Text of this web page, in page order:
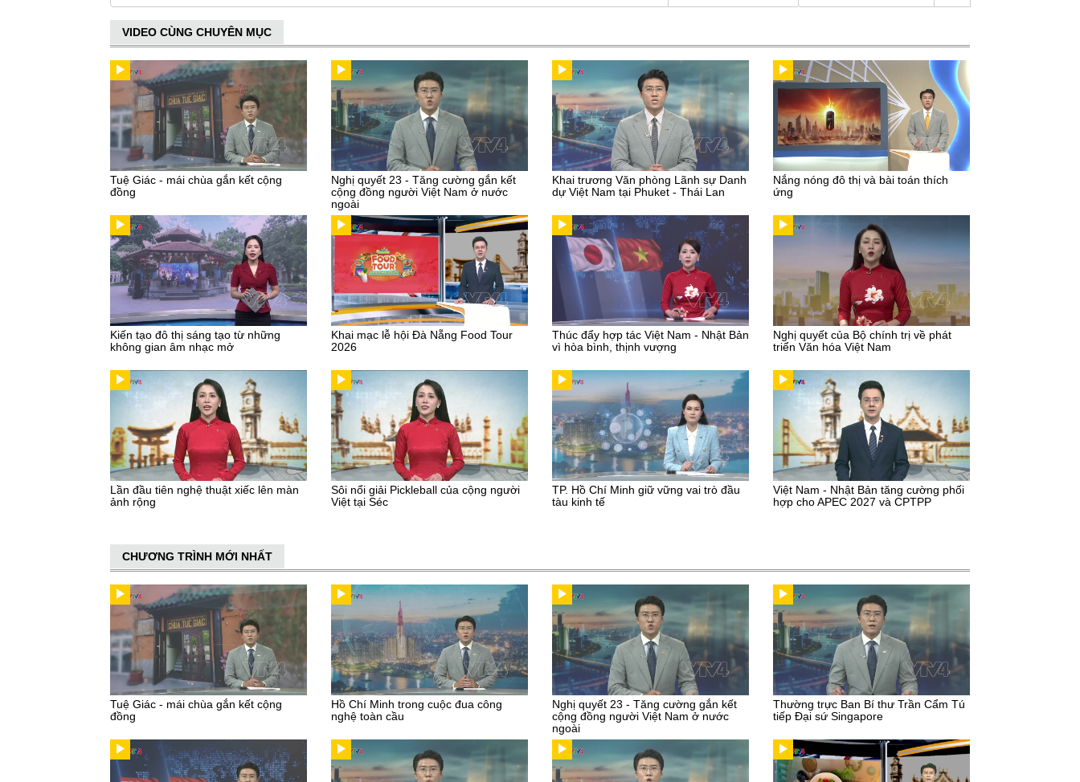
VIDEO CÙNG CHUYÊN MỤC
Tuệ Giác - mái chùa gắn kết cộng
đồng
Nghị quyết 23 - Tăng cường gắn kết
cộng đồng người Việt Nam ở nước
ngoài
Khai trương Văn phòng Lãnh sự Danh
dự Việt Nam tại Phuket - Thái Lan
Nắng nóng đô thị và bài toán thích
ứng
Kiến tạo đô thị sáng tạo từ những
không gian âm nhạc mở
Khai mạc lễ hội Đà Nẵng Food Tour
2026
Thúc đẩy hợp tác Việt Nam - Nhật Bản
vì hòa bình, thịnh vượng
Nghị quyết của Bộ chính trị về phát
triển Văn hóa Việt Nam
Lần đầu tiên nghệ thuật xiếc lên màn
ảnh rộng
Sôi nổi giải Pickleball của cộng người
Việt tại Séc
TP. Hồ Chí Minh giữ vững vai trò đầu
tàu kinh tế
Việt Nam - Nhật Bản tăng cường phối
hợp cho APEC 2027 và CPTPP
CHƯƠNG TRÌNH MỚI NHẤT
Tuệ Giác - mái chùa gắn kết cộng
đồng
Hồ Chí Minh trong cuộc đua công
nghệ toàn cầu
Nghị quyết 23 - Tăng cường gắn kết
cộng đồng người Việt Nam ở nước
ngoài
Thường trực Ban Bí thư Trần Cẩm Tú
tiếp Đại sứ Singapore